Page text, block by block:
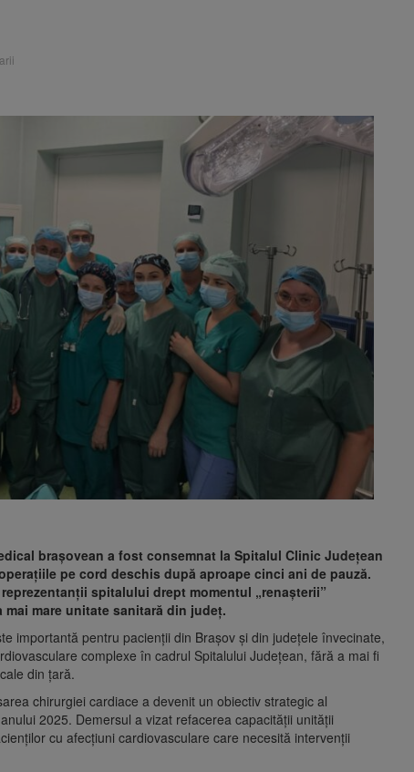
brașovean a fost consemnat la Spitalul Clinic Județean
pe cord deschis după aproape cinci ani de pauză.
spitalului drept momentul „renașterii”
mare unitate sanitară din județ.
importantă pentru pacienții din Brașov și din județele învecinate,
complexe în cadrul Spitalului Județean, fără a mai fi
din țară.
chirurgiei cardiace a devenit un obiectiv strategic al
2025. Demersul a vizat refacerea capacității unității
cu afecțiuni cardiovasculare care necesită intervenții